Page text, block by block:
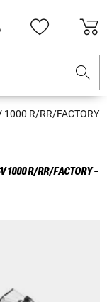
1000 R/RR/FACTORY
1000 R/RR/FACTORY -